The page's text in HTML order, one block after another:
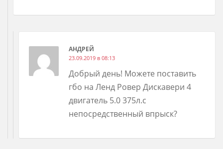
АНДРЕЙ
23.09.2019 в 08:13
Добрый день! Можете поставить
гбо на Ленд Ровер Дискавери 4
двигатель 5.0 375л.с
непосредственный впрыск?